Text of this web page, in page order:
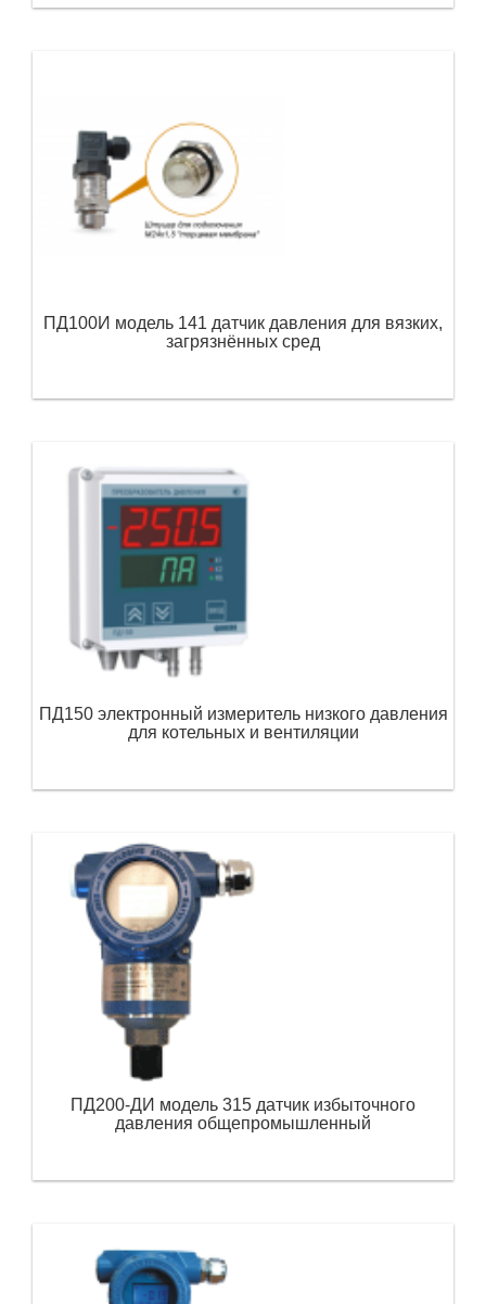
ПД100И модель 141 датчик давления для вязких,
загрязнённых сред
ПД150 электронный измеритель низкого давления
для котельных и вентиляции
ПД200-ДИ модель 315 датчик избыточного
давления общепромышленный